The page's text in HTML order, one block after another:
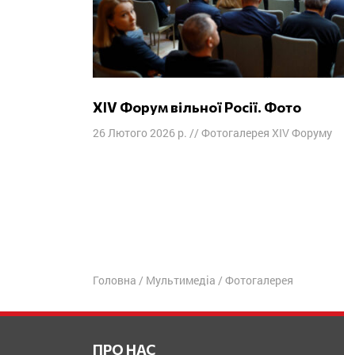
XIV Форум вільної Росії. Фото
26 Лютого 2026 р. // Фотогалерея XIV Форуму
Головна / Мультимедіа / Фотогалерея
ПРО НАС